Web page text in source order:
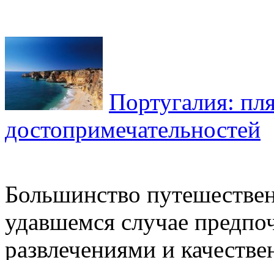
Португалия:
достопримечательностей
Большинство
удавшемся случае
развлечениями и